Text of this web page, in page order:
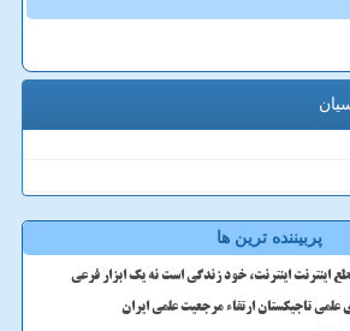
پربیننده ترین ها
اینترنت اینترنت، خود زندگی است نه یک ابزار فرعی
تاجیکستان ارتقاء مرجعیت علمی ایران